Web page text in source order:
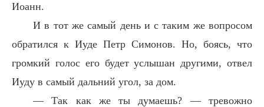
Иоанн.
И в тот же самый день и с таким же вопросом
обратился к Иуде Петр Симонов. Но, боясь, что
громкий голос его будет услышан другими, отвел
Иуду в самый дальний угол, за дом.
— Так как же ты думаешь? — тревожно